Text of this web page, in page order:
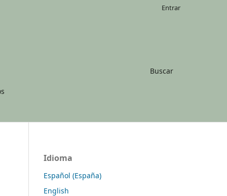
Buscar
Entrar
Idioma
Español (España)
English